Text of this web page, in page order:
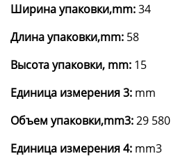
Ширина упаковки,mm:34
Длина упаковки,mm: 58
Высота упаковки, mm: 15
Единица измерения 3: mm
Объем упаковки,mm3:29 580
Единица измерения 4: mm3